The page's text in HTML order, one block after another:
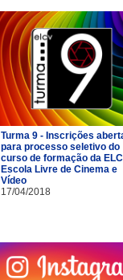
Turma 9 - Inscrições
para processo seletivo do
curso de formação da
Escola Livre de Cinema e
Vídeo
17/04/2018